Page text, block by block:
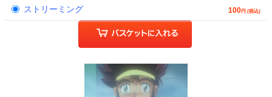
ストリーミング 100円 (税込)